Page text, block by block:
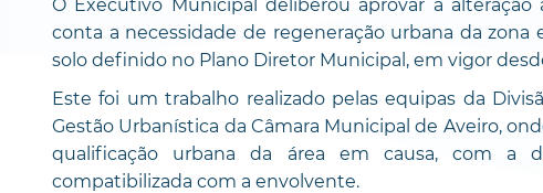
O Executivo Municipal deliberou aprovar a
conta a necessidade de regeneração urbana da
solo definido no Plano Diretor Municipal, em vigor
Este foi um trabalho realizado pelas equipas da
Gestão Urbanística da Câmara Municipal de Aveiro,
qualificação urbana da área em causa, com a
compatibilizada com a envolvente.